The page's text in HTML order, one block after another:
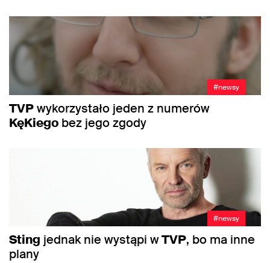
#newsy
TVPwykorzystało jeden z numerów
KęKiego bez jego zgody
#newsy
Sting jednak nie wystąpi wTVP, bo ma inne
plany